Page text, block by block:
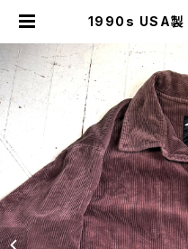
1990s USA